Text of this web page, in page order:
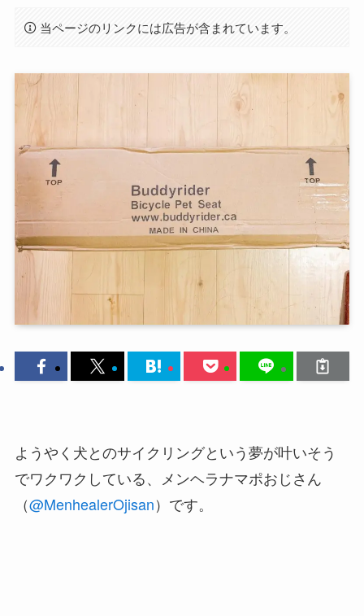
当ページのリンクには広告が含まれています。
ようやく犬とのサイクリングという夢が叶いそう
でワクワクしている、メンヘラナマポおじさん
（@MenhealerOjisan）です。